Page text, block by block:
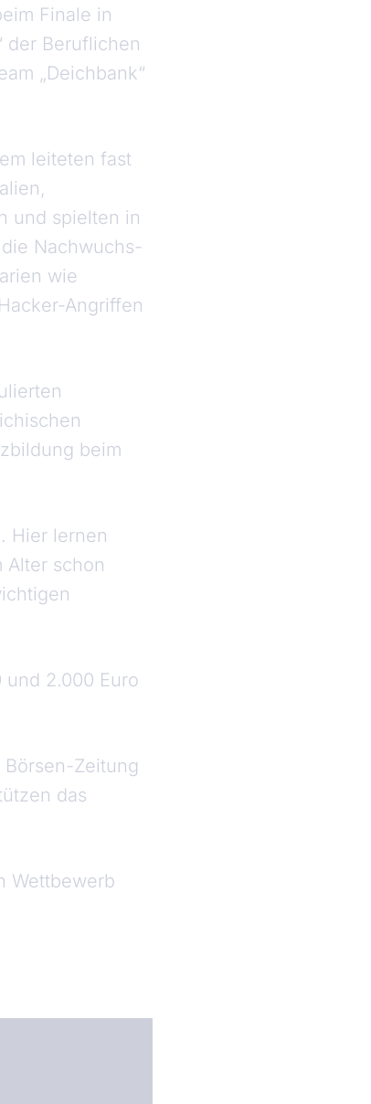
Finale in
der Beruflichen
„Deichbank“
leiteten fast
und spielten in
Nachwuchs-
wie
Angriffen
beim
Hier lernen
Alter schon
2.000 Euro
Zeitung
das
Wettbewerb